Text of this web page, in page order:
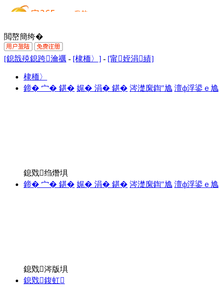
閲嶅簡绔�
[鎴戠殑鎴跨瀹禲 - [棣栭〉] - [甯姪涓績]
棣栭〉
鍗� 宀� 鍖� 娓� 涓� 鍖� 涔濋緳鍧″尯 澶ф浮鍙ｅ尯
鎴戣绉熸埧
鍗� 宀� 鍖� 娓� 涓� 鍖� 涔濋緳鍧″尯 澶ф浮鍙ｅ尯
鎴戣涔版埧
鎴戣鍑虹